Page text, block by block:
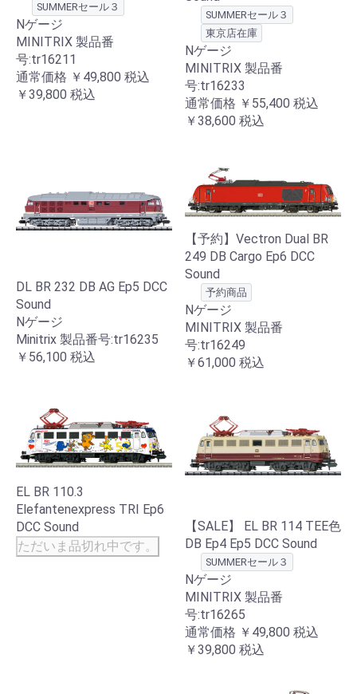
SUMMERセール３
Nゲージ
MINITRIX 製品番
号:tr16211
通常価格 ￥49,800 税込
￥39,800 税込
SUMMERセール３
東京店在庫
Nゲージ
MINITRIX 製品番
号:tr16233
通常価格 ￥55,400 税込
￥38,600 税込
DL BR 232 DB AG Ep5 DCC
Sound
Nゲージ
Minitrix 製品番号:tr16235
￥56,100 税込
【予約】Vectron Dual BR
249 DB Cargo Ep6 DCC
Sound
予約商品
Nゲージ
MINITRIX 製品番
号:tr16249
￥61,000 税込
EL BR 110.3
Elefantenexpress TRI Ep6
DCC Sound
ただいま品切れ中です。
【SALE】 EL BR 114 TEE色
DB Ep4 Ep5 DCC Sound
SUMMERセール３
Nゲージ
MINITRIX 製品番
号:tr16265
通常価格 ￥49,800 税込
￥39,800 税込